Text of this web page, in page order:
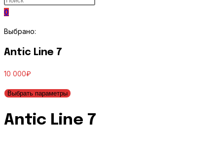
ПО
САЙТУ
0
Выбрано:
Antic Line 7
10 000₽
Выбрать параметры
Antic Line 7